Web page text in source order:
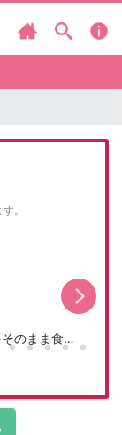
。
のまま食…